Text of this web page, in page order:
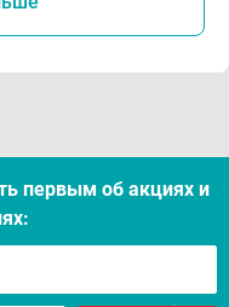
первым об акцияx и